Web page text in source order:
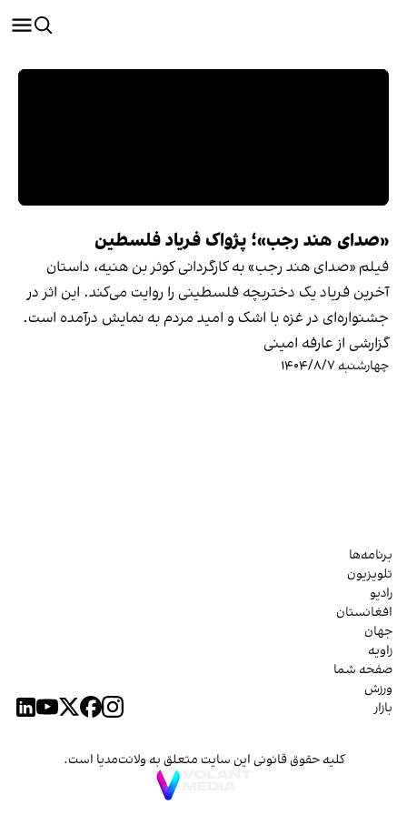
«صدای هند رجب»؛ پژواک فریاد فلسطین
فیلم «صدای هند رجب» به کارگردانی کوثر بن هنیه، داستان
آخرین فریاد یک دختربچه فلسطینی را روایت می‌کند. این اثر در
جشنواره‌ای در غزه با اشک و امید مردم به نمایش درآمده است.
گزارشی از عارفه امینی
چهارشنبه ۱۴۰۴/۸/۷
برنامه‌ها
تلویزیون
رادیو
افغانستان
جهان
زاویه
صفحه شما
ورزش
بازار
کلیه حقوق قانونی این سایت متعلق به ولانت‌مدیا است.